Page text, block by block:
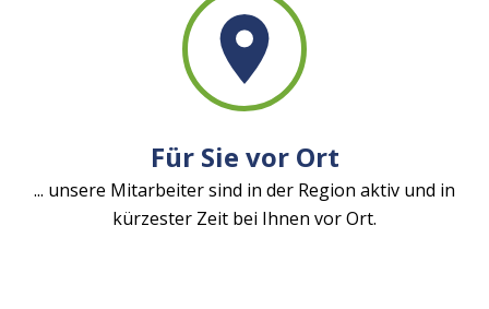
Für Sie vor Ort
... unsere Mitarbeiter sind in der Region aktiv und in
kürzester Zeit bei Ihnen vor Ort.